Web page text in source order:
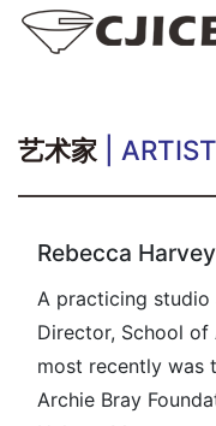
艺术家 |
Rebecca Harvey
A practicing
Director, School
most recently was
Archie Bray